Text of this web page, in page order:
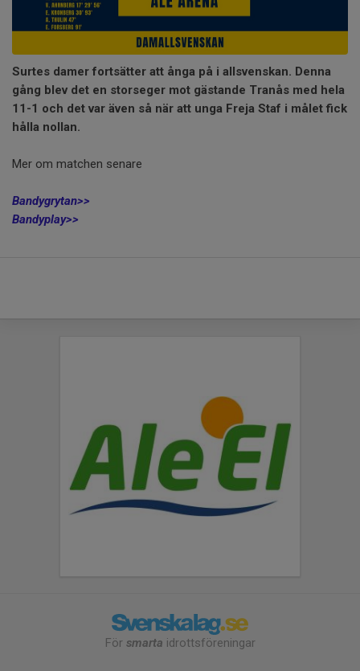
Surtes damer fortsätter att ånga på i allsvenskan. Denna
gång blev det en storseger mot gästande Tranås med hela
11-1 och det var även så när att unga Freja Staf i målet fick
hålla nollan.
Mer om matchen senare
Bandygrytan>>
Bandyplay>>
För smarta idrottsföreningar